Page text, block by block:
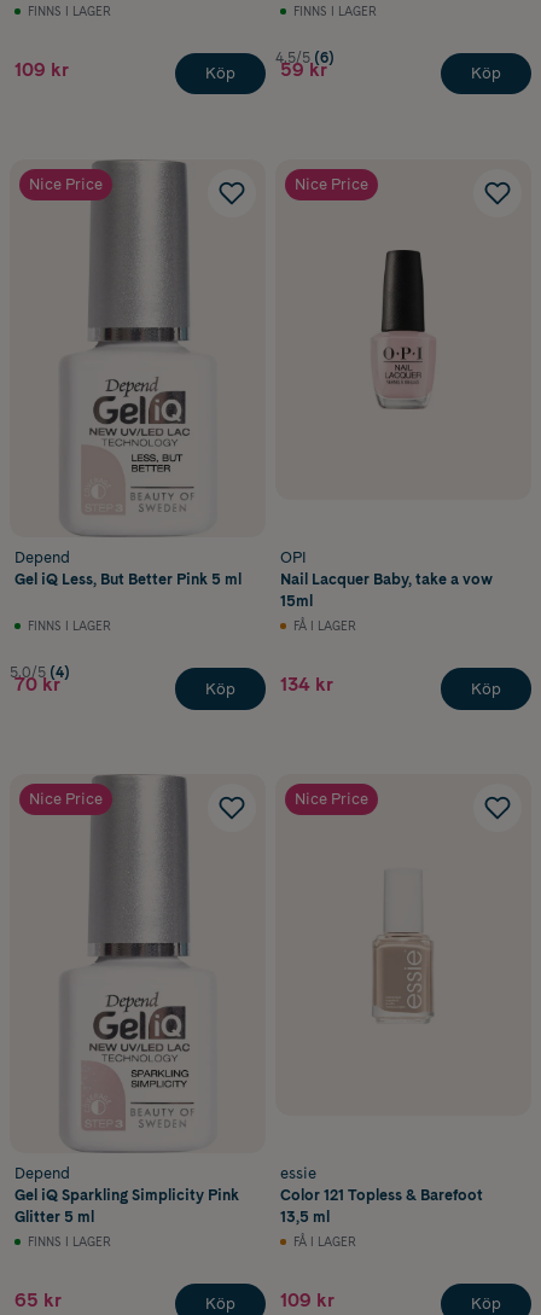
FINNS I LAGER
109 kr Köp
FINNS I LAGER
4.5/5 (6)
59 kr Köp
Nice Price
Depend
Gel iQ Less, But Better Pink 5 ml
FINNS I LAGER
5.0/5 (4)
70 kr Köp
Nice Price
OPI
Nail Lacquer Baby, take a vow
15ml
FÅ I LAGER
134 kr Köp
Nice Price
Depend
Gel iQ Sparkling Simplicity Pink
Glitter 5 ml
FINNS I LAGER
65 kr Köp
Nice Price
essie
Color 121 Topless & Barefoot
13,5 ml
FÅ I LAGER
109 kr Köp